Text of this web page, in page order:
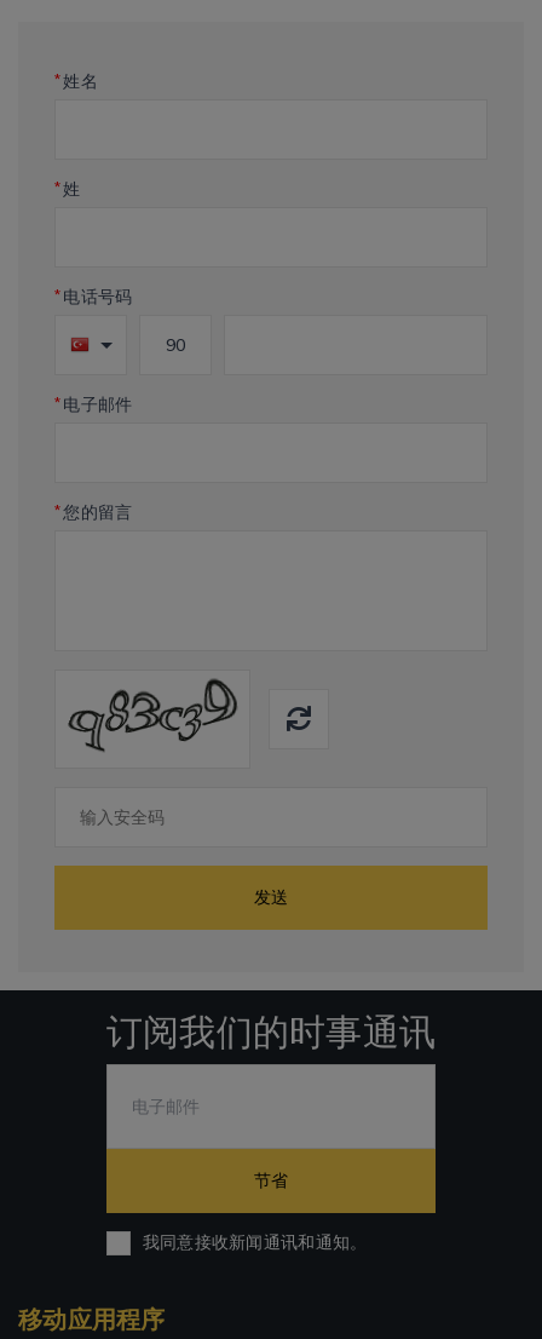
*姓名
*姓
* 电话号码
* 电子邮件
*您的留言
发送
订阅我们的时事通讯
节省
我同意接收新闻通讯和通知。
移动应用程序